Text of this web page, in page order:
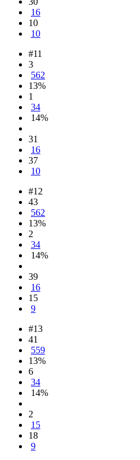
16
10
10
#11
3
562
13%
1
34
14%
31
16
37
10
#12
43
562
13%
2
34
14%
39
16
15
9
#13
41
559
13%
6
34
14%
2
15
18
9